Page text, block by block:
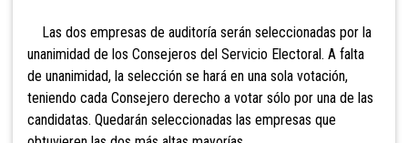
Las dos empresas de auditoría serán seleccionadas por la
unanimidad de los Consejeros del Servicio Electoral. A falta
de unanimidad, la selección se hará en una sola votación,
teniendo cada Consejero derecho a votar sólo por una de las
candidatas. Quedarán seleccionadas las empresas que